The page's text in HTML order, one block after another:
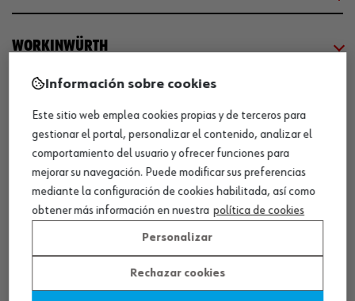
WORKINWÜRTH
¡WÜRTH EMPRESA SOLIDARIA!
¡DESCARGA NUESTRA APP!
Información sobre cookies
Este sitio web emplea cookies propias y de terceros para
gestionar el portal, personalizar el contenido, analizar el
comportamiento del usuario y ofrecer funciones para
mejorar su navegación. Puede modificar sus preferencias
mediante la configuración de cookies habilitada, así como
obtener más información en nuestra política de cookies
Personalizar
Rechazar cookies